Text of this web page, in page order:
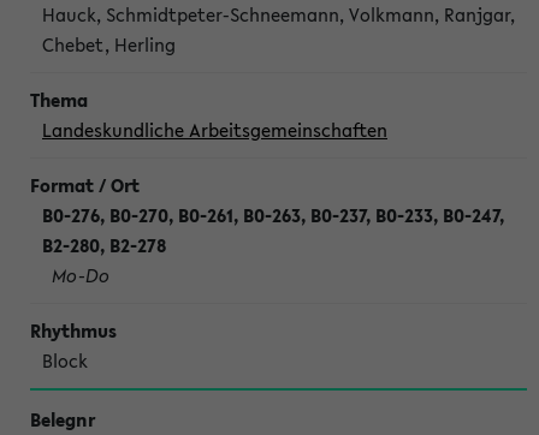
Hauck, Schmidtpeter-Schneemann, Volkmann, Ranjgar,
Chebet, Herling
Landeskundliche Arbeitsgemeinschaften
B0-276, B0-270, B0-261, B0-263, B0-237, B0-233, B0-247,
B2-280, B2-278
Mo-Do
Block